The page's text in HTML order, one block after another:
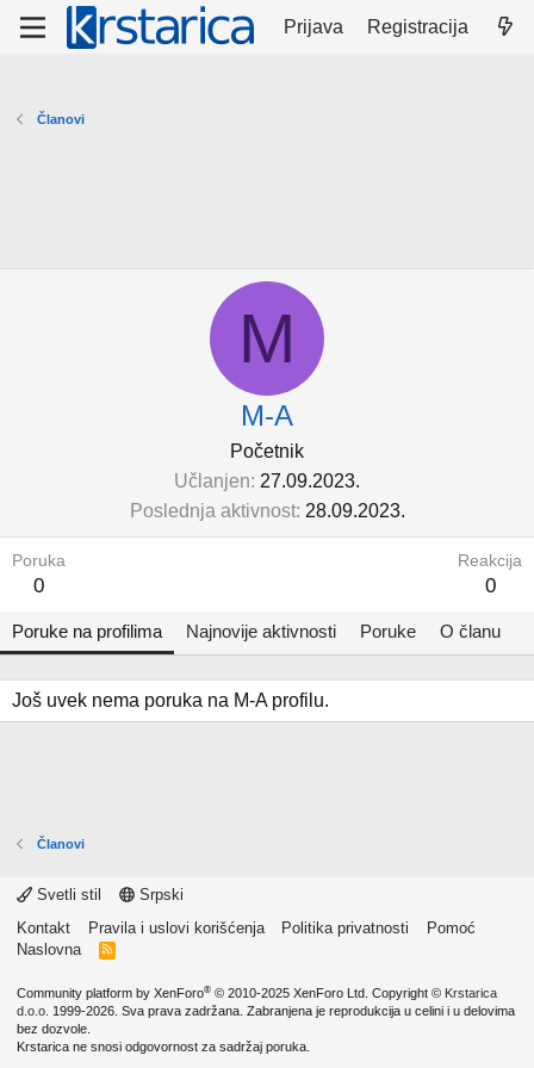
Prijava Registracija
Članovi
M
M-A
Početnik
Učlanjen 27.09.2023.
Poslednja aktivnost 28.09.2023.
Poruka
0
Reakcija
0
Poruke na profilima Najnovije aktivnosti Poruke O članu
Još uvek nema poruka na M-A profilu.
Članovi
Svetli stil
Srpski
Kontakt
Pravila i uslovi korišćenja Politika privatnosti
Pomoć
Naslovna
R
Community platform by XenForo® © 2010-2025 XenForo Ltd. Copyright © Krstarica
d.o.o. 1999-2026. Sva prava zadržana. Zabranjena je reprodukcija u celini i u delovima
bez dozvole.
Krstarica ne snosi odgovornost za sadržaj poruka.